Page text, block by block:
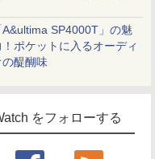
A&ultima SP4000T」の魅
！ポケットに入るオーディ
の醍醐味
をフォローする